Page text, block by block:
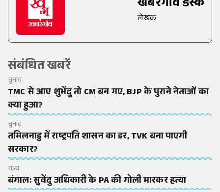
खबरगांव डेस्क
लेखक
संबंधित खबरें
चुनाव
TMC से आए शुभेंदु तो CM बन गए, BJP के पुराने नेताओं का
क्या हुआ?
चुनाव
तमिलनाडु में राष्ट्रपति शासन का डर, TVK बना पाएगी
सरकार?
राज्य
बंगाल: सुवेंदु अधिकारी के PA की गोली मारकर हत्या